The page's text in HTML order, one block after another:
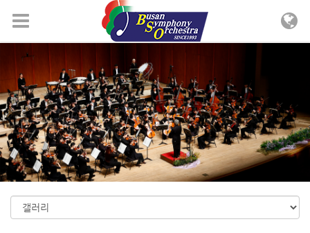
메뉴 건너뛰기